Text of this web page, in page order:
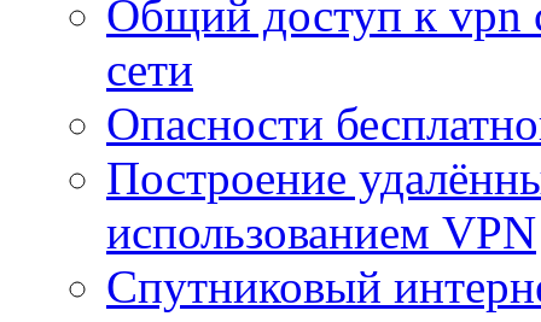
Общий доступ к vpn
сети
Опасности
Построение
использованием VPN
Спутниковый